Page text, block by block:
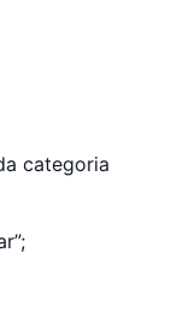
categoria